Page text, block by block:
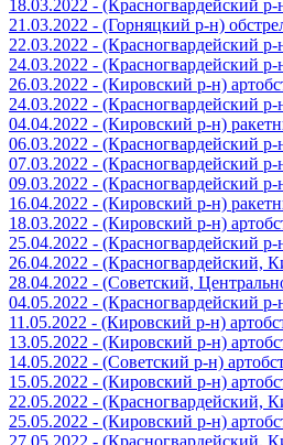
18.03.2022 - (Красногвардейский
21.03.2022 - (Горняцкий р-н)
22.03.2022 - (Красногвардейский
24.03.2022 - (Красногвардейский
26.03.2022 - (Кировский р-н)
24.03.2022 - (Красногвардейский
04.04.2022 - (Кировский р-н)
06.03.2022 - (Красногвардейский
07.03.2022 - (Красногвардейский
09.03.2022 - (Красногвардейский
16.04.2022 - (Кировский р-н)
18.03.2022 - (Кировский р-н)
25.04.2022 - (Красногвардейский
26.04.2022 - (Красногвардейский,
28.04.2022 - (Советский,
04.05.2022 - (Красногвардейский
11.05.2022 - (Кировский р-н)
13.05.2022 - (Кировский р-н)
14.05.2022 - (Советский р-н)
15.05.2022 - (Кировский р-н)
22.05.2022 - (Красногвардейский,
25.05.2022 - (Кировский р-н)
27.05.2022 - (Красногвардейский,